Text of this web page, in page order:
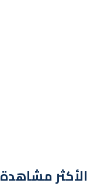
الأكثر مشاهدة